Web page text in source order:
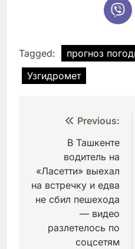
Tagged:
прогноз
Узгидромет
Навигация
записям
Previous:
В Ташкенте
водитель на
«Ласетти» выехал
на встречку и едва
не сбил пешехода
— видео
разлетелось по
соцсетям